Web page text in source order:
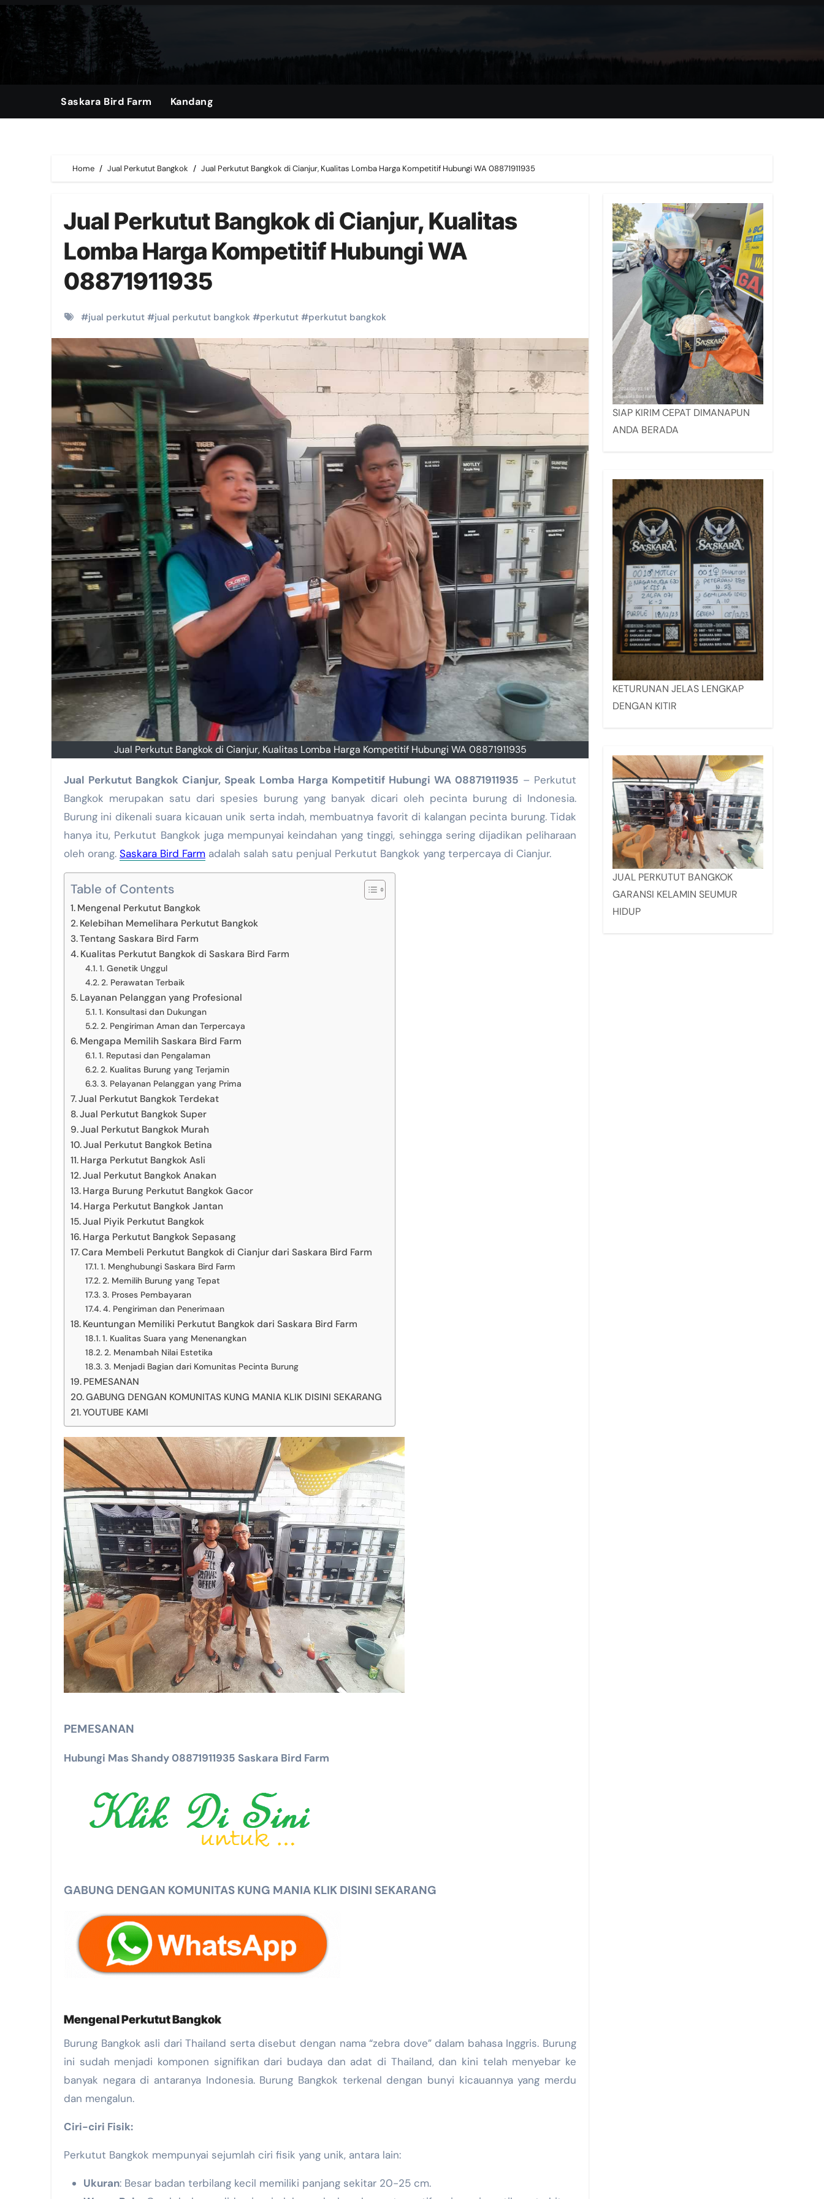
Skip
content
Saskara Bird Farm Kandang
Home Jual Perkutut Bangkok Jual Perkutut Bangkok di Cianjur, Kualitas Lomba Harga Kompetitif Hubungi WA 08871911935
Jual Perkutut Bangkok di Cianjur, Kualitas
Lomba Harga Kompetitif Hubungi WA
08871911935
#jual perkutut #jual perkutut bangkok #perkutut #perkutut bangkok
Jual Perkutut Bangkok di Cianjur, Kualitas Lomba Harga Kompetitif Hubungi WA 08871911935
Jual Perkutut Bangkok Cianjur, Speak Lomba Harga Kompetitif Hubungi WA 08871911935 – Perkutut
Bangkok merupakan satu dari spesies burung yang banyak dicari oleh pecinta burung di Indonesia.
Burung ini dikenali suara kicauan unik serta indah, membuatnya favorit di kalangan pecinta burung. Tidak
hanya itu, Perkutut Bangkok juga mempunyai keindahan yang tinggi, sehingga sering dijadikan peliharaan
oleh orang. Saskara Bird Farm adalah salah satu penjual Perkutut Bangkok yang terpercaya di Cianjur.
Table of Contents
Mengenal Perkutut Bangkok
Kelebihan Memelihara Perkutut Bangkok
Tentang Saskara Bird Farm
Kualitas Perkutut Bangkok di Saskara Bird Farm
1. Genetik Unggul
2. Perawatan Terbaik
Layanan Pelanggan yang Profesional
1. Konsultasi dan Dukungan
2. Pengiriman Aman dan Terpercaya
Mengapa Memilih Saskara Bird Farm
1. Reputasi dan Pengalaman
2. Kualitas Burung yang Terjamin
3. Pelayanan Pelanggan yang Prima
Jual Perkutut Bangkok Terdekat
Jual Perkutut Bangkok Super
Jual Perkutut Bangkok Murah
Jual Perkutut Bangkok Betina
Harga Perkutut Bangkok Asli
Jual Perkutut Bangkok Anakan
Harga Burung Perkutut Bangkok Gacor
Harga Perkutut Bangkok Jantan
Jual Piyik Perkutut Bangkok
Harga Perkutut Bangkok Sepasang
Cara Membeli Perkutut Bangkok di Cianjur dari Saskara Bird Farm
1. Menghubungi Saskara Bird Farm
2. Memilih Burung yang Tepat
3. Proses Pembayaran
4. Pengiriman dan Penerimaan
Keuntungan Memiliki Perkutut Bangkok dari Saskara Bird Farm
1. Kualitas Suara yang Menenangkan
2. Menambah Nilai Estetika
3. Menjadi Bagian dari Komunitas Pecinta Burung
PEMESANAN
GABUNG DENGAN KOMUNITAS KUNG MANIA KLIK DISINI SEKARANG
YOUTUBE KAMI
PEMESANAN
Hubungi Mas Shandy 08871911935 Saskara Bird Farm
GABUNG DENGAN KOMUNITAS KUNG MANIA KLIK DISINI SEKARANG
Mengenal Perkutut Bangkok
Burung Bangkok asli dari Thailand serta disebut dengan nama “zebra dove” dalam bahasa Inggris. Burung
ini sudah menjadi komponen signifikan dari budaya dan adat di Thailand, dan kini telah menyebar ke
banyak negara di antaranya Indonesia. Burung Bangkok terkenal dengan bunyi kicauannya yang merdu
dan mengalun.
Ciri-ciri Fisik:
Perkutut Bangkok mempunyai sejumlah ciri fisik yang unik, antara lain:
Ukuran: Besar badan terbilang kecil memiliki panjang sekitar 20-25 cm.
SIAP KIRIM CEPAT DIMANAPUN
ANDA BERADA
KETURUNAN JELAS LENGKAP
DENGAN KITIR
JUAL PERKUTUT BANGKOK
GARANSI KELAMIN SEUMUR
HIDUP